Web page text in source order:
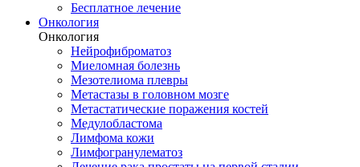
Бесплатное лечение
Онкология
Онкология
Нейрофиброматоз
Миеломная болезнь
Мезотелиома плевры
Метастазы в головном мозге
Метастатические поражения костей
Медулобластома
Лимфома кожи
Лимфогранулематоз